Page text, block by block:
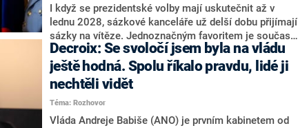
Zdeněk Nytra redakci řekl, že počítá s odchodem
některých senátorů z klubu a že Naše Česko není
nepřítel, ale soupeř.
I když se prezidentské volby mají uskutečnit až v
lednu 2028, sázkové kanceláře už delší dobu přijímají
sázky na vítěze. Jednoznačným favoritem je současná
hlava státu Petr Pavel. Daleko za ním pak bookmakeři
zmiňují dva výrazné politiky ANO, tedy premiéra
Andreje Babiše a ministra průmyslu Karla Havlíčka.
Oblíbeným tipem samotných sázkařů je poslanec za
Motoristy Filip Turek. Politolog Jan Kubáček nicméně
o případné kandidatuře kohokoliv ze zmíněné trojice
Decroix: Se svoločí jsem byla na vládu
ještě hodná. Spolu říkalo pravdu, lidé ji
nechtěli vidět
Téma: Rozhovor
Vláda Andreje Babiše (ANO) je prvním kabinetem od